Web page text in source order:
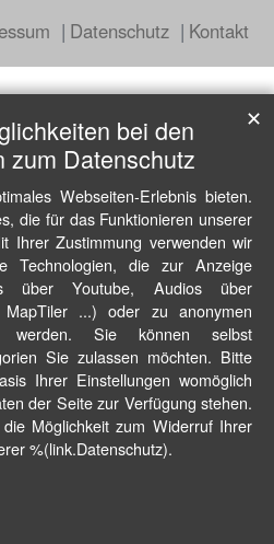
Datenschutz Kontakt
bei den
zum Datenschutz
Webseiten-Erlebnis bieten.
die für das Funktionieren unserer
Ihrer Zustimmung verwenden wir
Technologien, die zur Anzeige
über Youtube, Audios über
...) oder zu anonymen
werden. Sie können selbst
Sie zulassen möchten. Bitte
Ihrer Einstellungen womöglich
der Seite zur Verfügung stehen.
Möglichkeit zum Widerruf Ihrer
%(link.Datenschutz).
✕